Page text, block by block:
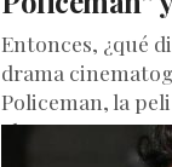
Entonces, ¿qué
drama
Policeman, la
ahora...